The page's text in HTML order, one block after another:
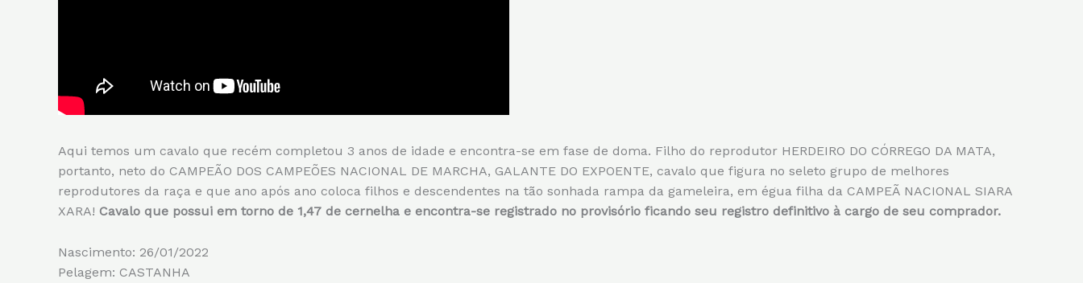
Aqui temos um cavalo que recém completou 3 anos de idade e encontra-se em fase de doma. Filho do reprodutor HERDEIRO DO CÓRREGO DA MATA,
portanto, neto do CAMPEÃO DOS CAMPEÕES NACIONAL DE MARCHA, GALANTE DO EXPOENTE, cavalo que figura no seleto grupo de melhores
reprodutores da raça e que ano após ano coloca filhos e descendentes na tão sonhada rampa da gameleira, em égua filha da CAMPEÃ NACIONAL SIARA
XARA! Cavalo que possui em torno de 1,47 de cernelha e encontra-se registrado no provisório ficando seu registro definitivo à cargo de seu comprador.
Nascimento: 26/01/2022
Pelagem: CASTANHA